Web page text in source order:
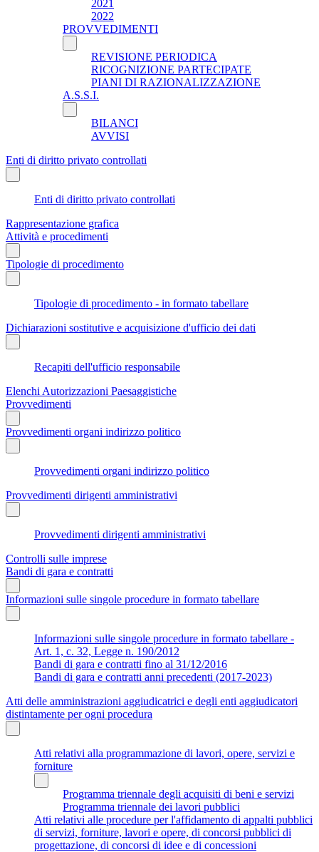
2021
2022
PROVVEDIMENTI
REVISIONE PERIODICA
RICOGNIZIONE PARTECIPATE
PIANI DI RAZIONALIZZAZIONE
A.S.S.I.
BILANCI
AVVISI
Enti di diritto privato controllati
Enti di diritto privato controllati
Rappresentazione grafica
Attività e procedimenti
Tipologie di procedimento
Tipologie di procedimento - in formato tabellare
Dichiarazioni sostitutive e acquisizione d'ufficio dei dati
Recapiti dell'ufficio responsabile
Elenchi Autorizzazioni Paesaggistiche
Provvedimenti
Provvedimenti organi indirizzo politico
Provvedimenti organi indirizzo politico
Provvedimenti dirigenti amministrativi
Provvedimenti dirigenti amministrativi
Controlli sulle imprese
Bandi di gara e contratti
Informazioni sulle singole procedure in formato tabellare
Informazioni sulle singole procedure in formato tabellare -
Art. 1, c. 32, Legge n. 190/2012
Bandi di gara e contratti fino al 31/12/2016
Bandi di gara e contratti anni precedenti (2017-2023)
Atti delle amministrazioni aggiudicatrici e degli enti aggiudicatori
distintamente per ogni procedura
Atti relativi alla programmazione di lavori, opere, servizi e
forniture
Programma triennale degli acquisiti di beni e servizi
Programma triennale dei lavori pubblici
Atti relativi alle procedure per l'affidamento di appalti pubblici
di servizi, forniture, lavori e opere, di concorsi pubblici di
progettazione, di concorsi di idee e di concessioni